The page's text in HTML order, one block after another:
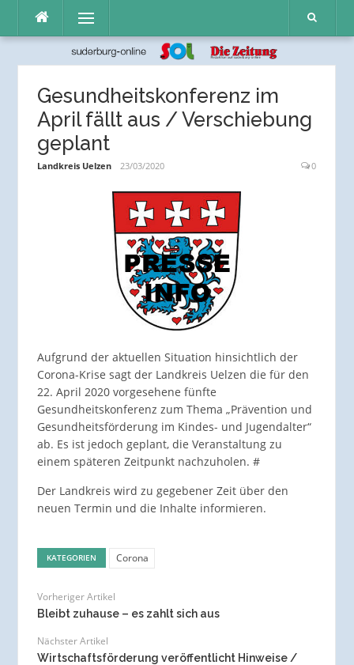
Inhalt
Menü
Gesundheitskonferenz im
April fällt aus / Verschiebung
geplant
Landkreis Uelzen 23/03/2020 0
Aufgrund der aktuellen Situation hinsichtlich der
Corona-Krise sagt der Landkreis Uelzen die für den
22. April 2020 vorgesehene fünfte
Gesundheitskonferenz zum Thema „Prävention und
Gesundheitsförderung im Kindes- und Jugendalter“
ab. Es ist jedoch geplant, die Veranstaltung zu
einem späteren Zeitpunkt nachzuholen. #
Der Landkreis wird zu gegebener Zeit über den
neuen Termin und die Inhalte informieren.
KATEGORIEN Corona
Vorheriger Artikel
Bleibt zuhause – es zahlt sich aus
Nächster Artikel
Wirtschaftsförderung veröffentlicht Hinweise /